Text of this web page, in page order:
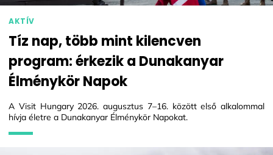
AKTÍV
Tíz nap, több mint kilencven
program: érkezik a Dunakanyar
Élménykör Napok
A Visit Hungary 2026. augusztus 7–16. között első alkalommal
hívja életre a Dunakanyar Élménykör Napokat.